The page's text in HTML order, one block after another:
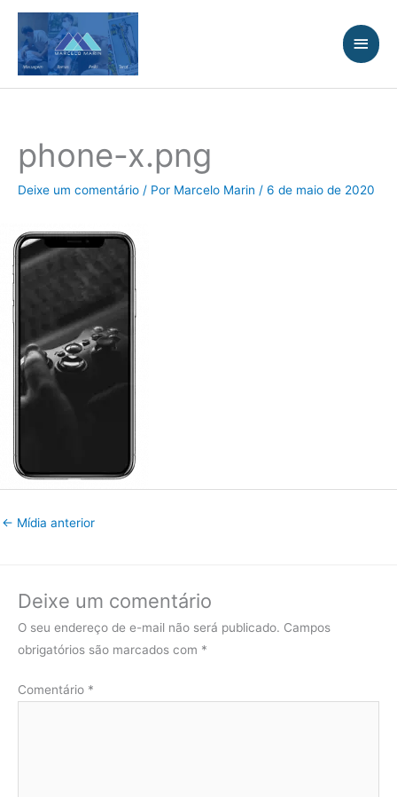
para
conteúdo
phone-x.png
Deixe um comentário / Por Marcelo Marin / 6 de maio de 2020
← Mídia anterior
Deixe um comentário
O seu endereço de e-mail não será publicado. Campos
obrigatórios são marcados com *
Comentário *